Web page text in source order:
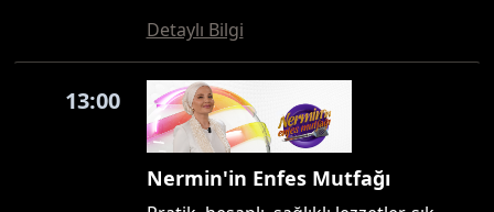
Detaylı Bilgi
13:00
Nermin'in Enfes Mutfağı